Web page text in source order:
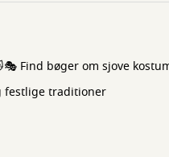
Find bøger om sjove
festlige traditioner